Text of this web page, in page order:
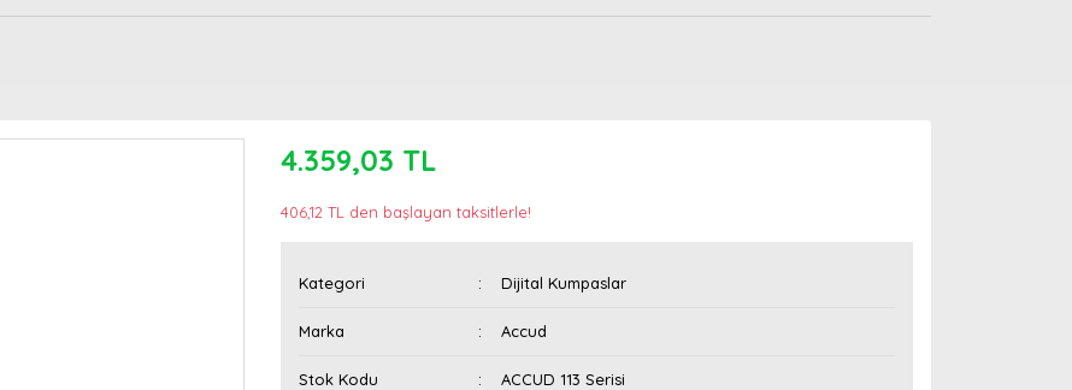
4.359,03 TL
406,12 TL den başlayan taksitlerle!
Kategori Dijital Kumpaslar
Marka Accud
Stok Kodu ACCUD 113 Serisi